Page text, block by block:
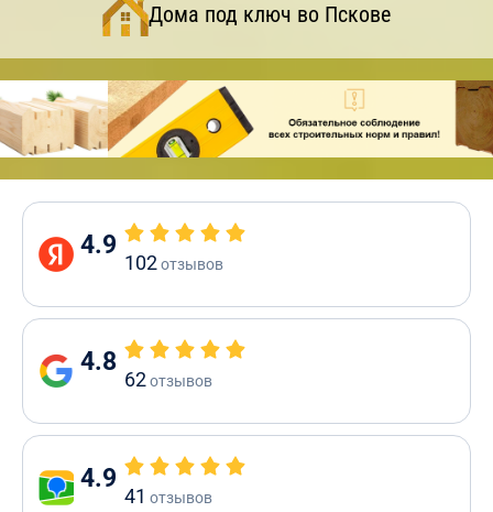
Дома под ключ во Пскове
4.9
102отзывов
4.8
62отзывов
4.9
41 отзывов